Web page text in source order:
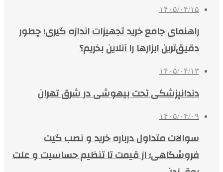
۱۴۰۵/۰۴/۱۵
راهنمای جامع خرید تجهیزات اندازه گیری؛ چطور
دقیق‌ترین ابزارها را آنلاین بخریم؟
۱۴۰۵/۰۴/۱۳
دندانپزشکی تحت بیهوشی در شرق تهران
۱۴۰۵/۰۴/۰۹
سوالات متداول درباره خرید و نصب گیت
فروشگاهی؛ از قیمت تا تنظیم حساسیت و علت